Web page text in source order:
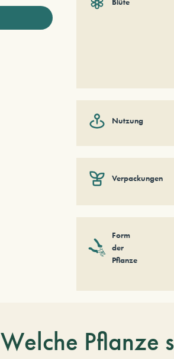
Nutzung
Verpackungen
Form
der
Pflanze
Welche Pflanze